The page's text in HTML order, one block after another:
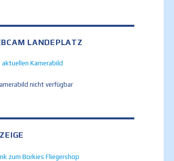
LANDEPLATZ
aktuellen Kamerabild